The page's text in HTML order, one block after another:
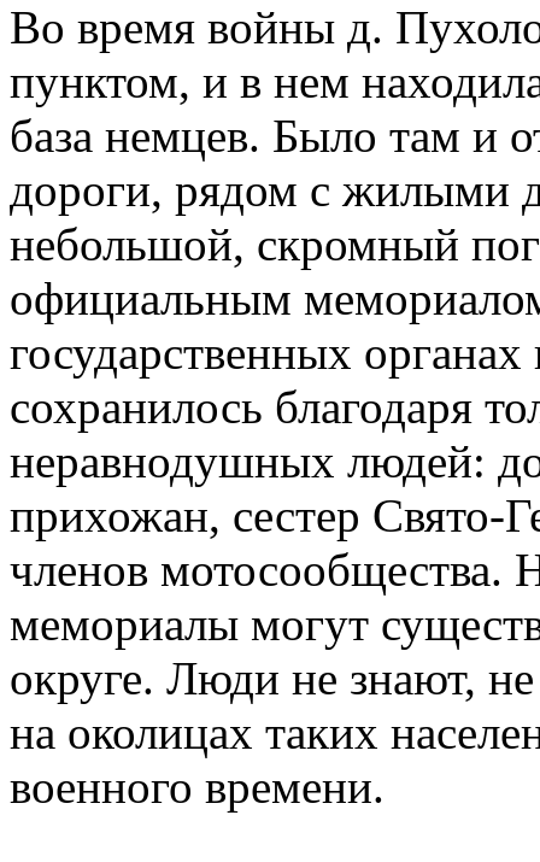
Во время войны д.
пунктом, и в нем
база немцев. Было там и
дороги, рядом с жилыми
небольшой, скромный
официальным
государственных
сохранилось благодаря
неравнодушных людей:
прихожан, сестер Свято-
членов мотосообщества.
мемориалы могут
округе. Люди не знают,
на околицах таких
военного времени.